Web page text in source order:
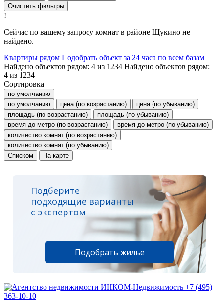
Очистить фильтры
!
Сейчас по вашему запросу комнат в районе Щукино не
найдено.
Квартиры рядом Подобрать объект за 24 часа по всем базам
Найдено объектов рядом: 4 из 1234 Найдено объектов рядом:
4 из 1234
Сортировка
по умолчанию
по умолчанию
цена (по возрастанию)
цена (по убыванию)
площадь (по возрастанию)
площадь (по убыванию)
время до метро (по возрастанию)
время до метро (по убыванию)
количество комнат (по возрастанию)
количество комнат (по убыванию)
Списком
На карте
Подберите
подходящие варианты
с экспертом
Подобрать жилье
+7 (495)
363-10-10